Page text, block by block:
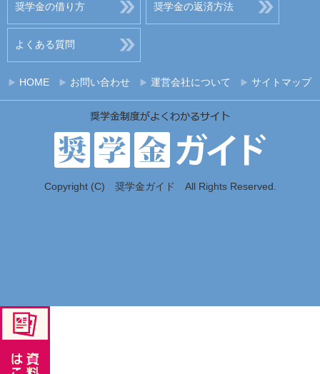
奨学金の借り方 奨学金の返済方法
よくある質問
HOME お問い合わせ 運営会社について サイトマップ
Copyright (C) 奨学金ガイド All Rights Reserved.